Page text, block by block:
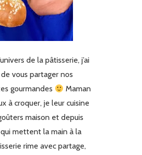
de la pâtisserie, j’ai
vous partager nos
gourmandes
Maman
à croquer, je leur cuisine
maison et depuis
mettent la main à la
rime avec partage,